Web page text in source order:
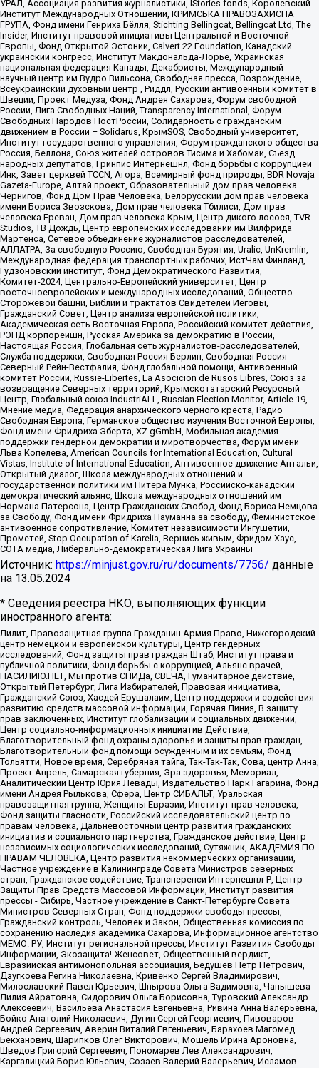
УРАЛ, Ассоциация развития журналистики, IStories fonds, Королевский
Институт Международных Отношений, КРИМСЬКА ПРАВОЗАХИСНА
ГРУПА, Фонд имени Генриха Бёлля, Stichting Bellingcat, Bellingcat Ltd, The
Insider, Институт правовой инициативы Центральной и Восточной
Европы, Фонд Открытой Эстонии, Calvert 22 Foundation, Канадский
украинский конгресс, Институт Макдональда-Лорье, Украинская
национальная федерация Канады, Декабристы, Международный
научный центр им Вудро Вильсона, Свободная пресса, Возрождение,
Всеукраинский духовный центр , Риддл, Русский антивоенный комитет в
Швеции, Проект Медуза, Фонд Андрея Сахарова, Форум свободной
России, Лига Свободных Наций, Transparеncy International, Форум
Свободных Народов ПостРоссии, Солидарность с гражданским
движением в России – Solidarus, КрымSOS, Свободный университет,
Институт государственного управления, Форум гражданского общества
Россия, Беллона, Союз жителей островов Тисима и Хабомаи, Съезд
народных депутатов, Гринпис Интернешнл, Фонд борьбы с коррупцией
Инк, Завет церквей TCCN, Агора, Всемирный фонд природы, BDR Novaja
Gazeta-Europe, Алтай проект, Образовательный дом прав человека
Чернигов, Фонд Дом Прав Человека, Белорусский дом прав человека
имени Бориса Звозскова, Дом прав человека Тбилиси, Дом прав
человека Ереван, Дом прав человека Крым, Центр дикого лосося, TVR
Studios, ТВ Дождь, Центр европейских исследований им Вилфрида
Мартенса, Сетевое объединение журналистов расследователей,
АЛЛАТРА, За свободную Россию, Свободная Бурятия, Uralic, UnKremlin,
Международная федерация транспортных рабочих, ИстЧам Финланд,
Гудзоновский институт, Фонд Демократического Развития,
Комитет-2024, Центрально-Европейский университет, Центр
восточноевропейских и международных исследований, Общество
Сторожевой башни, Библии и трактатов Свидетелей Иеговы,
Гражданский Совет, Центр анализа европейской политики,
Академическая сеть Восточная Европа, Российский комитет действия,
РЭНД корпорейшн, Русская Америка за демократию в России,
Настоящая Россия, Глобальная сеть журналистов-расследователей,
Служба поддержки, Свободная Россия Берлин, Свободная Россия
Северный Рейн-Вестфалия, Фонд глобальной помощи, Антивоенный
комитет России, Russie-Libertes, La Asocicion de Rusos Libres, Союз за
возвращение Северных территорий, Крымскотатарский Ресурсный
Центр, Глобальный союз IndustriALL, Russian Election Monitor, Article 19,
Мнение медиа, Федерация анархического черного креста, Радио
Свободная Европа, Германское общество изучения Восточной Европы,
Фонд имени Фридриха Эберта, XZ gGmbH, Мобильная академия
поддержки гендерной демократии и миротворчества, Форум имени
Льва Копелева, American Councils for International Education, Cultural
Vistas, Institute of International Education, Антивоенное движение Антальи,
Открытый диалог, Школа международных отношений и
государственной политики им Питера Мунка, Российско-канадский
демократический альянс, Школа международных отношений им
Нормана Патерсона, Центр Гражданских Свобод, Фонд Бориса Немцова
за Свободу, Фонд имени Фридриха Науманна за свободу, Феминистское
антивоенное сопротивление, Комитет независимости Ингушетии,
Прометей, Stop Occupation of Karelia, Вернись живым, Фридом Хаус,
СОТА медиа, Либерально-демократическая Лига Украины
Источник: https://minjust.gov.ru/ru/documents/7756/ данные
на 13.05.2024
* Сведения реестра НКО, выполняющих функции
иностранного агента:
Лилит, Правозащитная группа Гражданин.Армия.Право, Нижегородский
центр немецкой и европейской культуры, Центр гендерных
исследований, Фонд защиты прав граждан Штаб, Институт права и
публичной политики, Фонд борьбы с коррупцией, Альянс врачей,
НАСИЛИЮ.НЕТ, Мы против СПИДа, СВЕЧА, Гуманитарное действие,
Открытый Петербург, Лига Избирателей, Правовая инициатива,
Гражданский Союз, Хасдей Ерушалаим, Центр поддержки и содействия
развитию средств массовой информации, Горячая Линия, В защиту
прав заключенных, Институт глобализации и социальных движений,
Центр социально-информационных инициатив Действие,
Благотворительный фонд охраны здоровья и защиты прав граждан,
Благотворительный фонд помощи осужденным и их семьям, Фонд
Тольятти, Новое время, Серебряная тайга, Так-Так-Так, Сова, центр Анна,
Проект Апрель, Самарская губерния, Эра здоровья, Мемориал,
Аналитический Центр Юрия Левады, Издательство Парк Гагарина, Фонд
имени Андрея Рылькова, Сфера, Центр СИБАЛЬТ, Уральская
правозащитная группа, Женщины Евразии, Институт прав человека,
Фонд защиты гласности, Российский исследовательский центр по
правам человека, Дальневосточный центр развития гражданских
инициатив и социального партнерства, Гражданское действие, Центр
независимых социологических исследований, Сутяжник, АКАДЕМИЯ ПО
ПРАВАМ ЧЕЛОВЕКА, Центр развития некоммерческих организаций,
Частное учреждение в Калининграде Совета Министров северных
стран, Гражданское содействие, Трансперенси Интернешнл-Р, Центр
Защиты Прав Средств Массовой Информации, Институт развития
прессы - Сибирь, Частное учреждение в Санкт-Петербурге Совета
Министров Северных Стран, Фонд поддержки свободы прессы,
Гражданский контроль, Человек и Закон, Общественная комиссия по
сохранению наследия академика Сахарова, Информационное агентство
МЕМО. РУ, Институт региональной прессы, Институт Развития Свободы
Информации, Экозащита!-Женсовет, Общественный вердикт,
Евразийская антимонопольная ассоциация, Бедушев Петр Петрович,
Дзугкоева Регина Николаевна, Кривенко Сергей Владимирович,
Милославский Павел Юрьевич, Шнырова Ольга Вадимовна, Чанышева
Лилия Айратовна, Сидорович Ольга Борисовна, Туровский Александр
Алексеевич, Васильева Анастасия Евгеньевна, Ривина Анна Валерьевна,
Бойко Анатолий Николаевич, Дугин Сергей Георгиевич, Пивоваров
Андрей Сергеевич, Аверин Виталий Евгеньевич, Барахоев Магомед
Бекханович, Шарипков Олег Викторович, Мошель Ирина Ароновна,
Шведов Григорий Сергеевич, Пономарев Лев Александрович,
Каргалицкий Борис Юльевич, Созаев Валерий Валерьевич, Исламов